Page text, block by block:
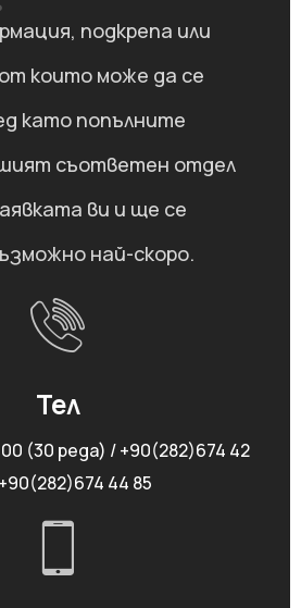
подкрепа или
които може да се
като попълните
съответен отдел
ви и ще се
най-скоро.
Тел
(30 реда) / +90(282)674 42
44 85